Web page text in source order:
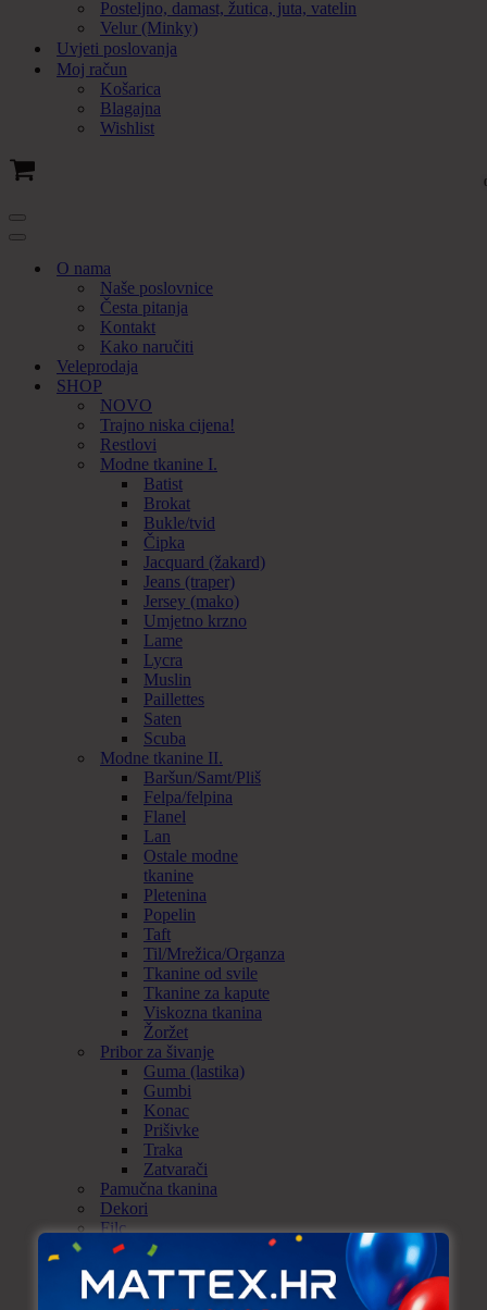
Posteljno, damast, žutica, juta, vatelin
Velur (Minky)
Uvjeti poslovanja
Moj račun
Košarica
Blagajna
Wishlist
Cart
Navigation
Menu
Navigation
O nama
Naše poslovnice
Česta pitanja
Kontakt
Kako naručiti
Veleprodaja
SHOP
NOVO
Trajno niska cijena!
Restlovi
Modne tkanine I.
Batist
Brokat
Bukle/tvid
Čipka
Jacquard (žakard)
Jeans (traper)
Jersey (mako)
Umjetno krzno
Lame
Lycra
Muslin
Paillettes
Saten
Scuba
Modne tkanine II.
Baršun/Samt/Pliš
Felpa/felpina
Flanel
Lan
Ostale modne
tkanine
Pletenina
Popelin
Taft
Til/Mrežica/Organza
Tkanine od svile
Tkanine za kapute
Viskozna tkanina
Žoržet
Pribor za šivanje
Guma (lastika)
Gumbi
Konac
Prišivke
Traka
Zatvarači
Pamučna tkanina
Dekori
Filc
Flis
Flizelin
Keper
Panama uni (Beneton)